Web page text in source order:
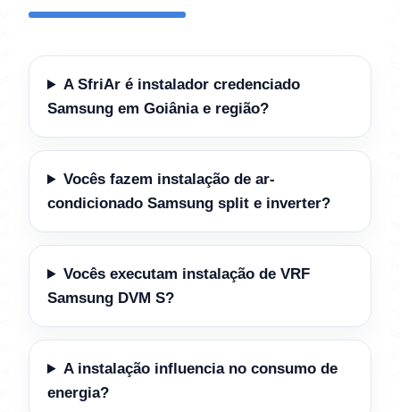
A SfriAr é instalador credenciado
Samsung em Goiânia e região?
Vocês fazem instalação de ar-
condicionado Samsung split e inverter?
Vocês executam instalação de VRF
Samsung DVM S?
A instalação influencia no consumo de
energia?